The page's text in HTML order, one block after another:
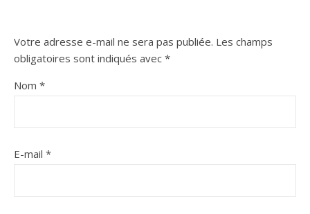
Votre adresse e-mail ne sera pas publiée. Les champs
obligatoires sont indiqués avec *
Nom *
E-mail *